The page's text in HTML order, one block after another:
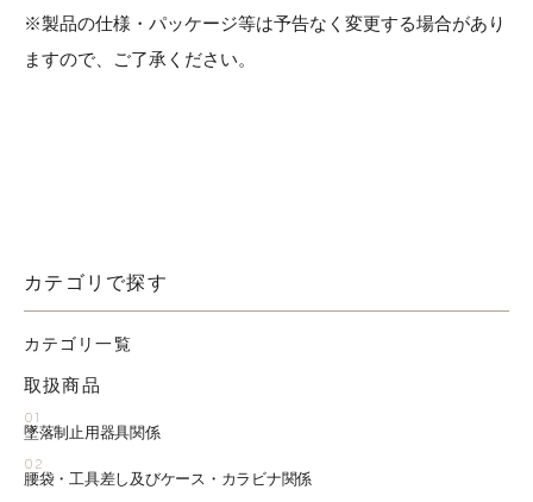
※製品の仕様・パッケージ等は予告なく変更する場合があり
ますので、ご了承ください。
カテゴリで探す
カテゴリ一覧
取扱商品
01
墜落制止用器具関係
02
腰袋・工具差し及びケース・カラビナ関係